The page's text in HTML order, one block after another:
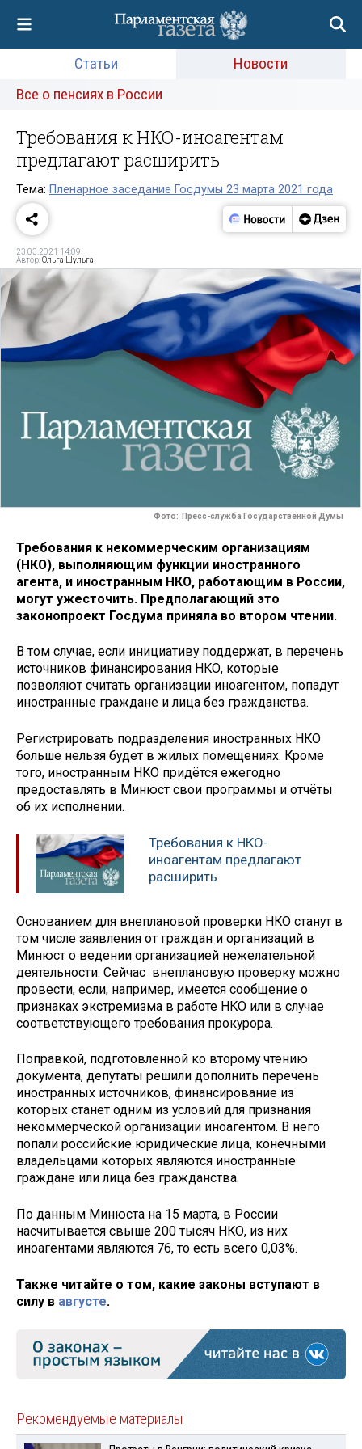
Статьи
Новости
Все о пенсиях в России
Требования к НКО-иноагентам
предлагают расширить
Тема: Пленарное заседание Госдумы 23 марта 2021 года
23.03.2021 14:09
Автор:Ольга Шульга
Фото: Пресс-служба Государственной Думы
Требования к некоммерческим организациям
(НКО), выполняющим функции иностранного
агента, и иностранным НКО, работающим в России,
могут ужесточить. Предполагающий это
законопроект Госдума приняла во втором чтении.
В том случае, если инициативу поддержат, в перечень
источников финансирования НКО, которые
позволяют считать организации иноагентом, попадут
иностранные граждане и лица без гражданства.
Регистрировать подразделения иностранных НКО
больше нельзя будет в жилых помещениях. Кроме
того, иностранным НКО придётся ежегодно
предоставлять в Минюст свои программы и отчёты
об их исполнении.
Требования к НКО-
иноагентам предлагают
расширить
Основанием для внеплановой проверки НКО станут в
том числе заявления от граждан и организаций в
Минюст о ведении организацией нежелательной
деятельности. Сейчас внеплановую проверку можно
провести, если, например, имеется сообщение о
признаках экстремизма в работе НКО или в случае
соответствующего требования прокурора.
Поправкой, подготовленной ко второму чтению
документа, депутаты решили дополнить перечень
иностранных источников, финансирование из
которых станет одним из условий для признания
некоммерческой организации иноагентом. В него
попали российские юридические лица, конечными
владельцами которых являются иностранные
граждане или лица без гражданства.
По данным Минюста на 15 марта, в России
насчитывается свыше 200 тысяч НКО, из них
иноагентами являются 76, то есть всего 0,03%.
Также читайте о том, какие законы вступают в
силу в августе.
Рекомендуемые материалы